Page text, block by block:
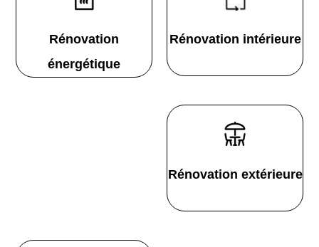
Rénovation
énergétique
Rénovation intérieure
Rénovation extérieure